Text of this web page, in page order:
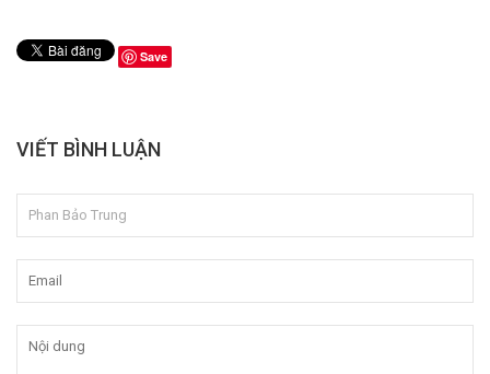
Save
VIẾT BÌNH LUẬN